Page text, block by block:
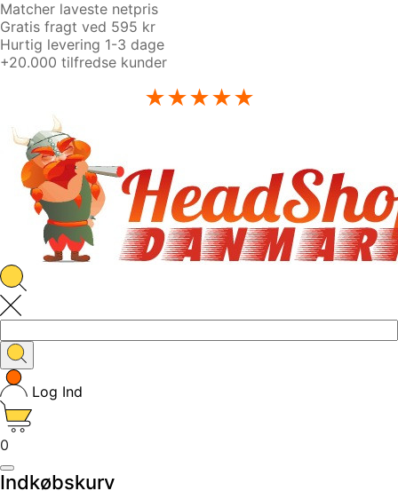
Matcher laveste netpris
Gratis fragt ved 595 kr
Hurtig levering 1-3 dage
+20.000 tilfredse kunder
★★★★★
Log Ind
0
Indkøbskurv